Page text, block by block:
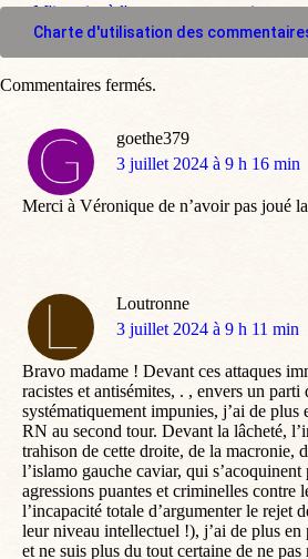
M'inscrire à l'espace commentaire
Charte d'utilisation des
goethe379
dit
3 juillet 2024 à 9 h 16 min
Merci à Véronique de n’avoir pas joué
Loutronne
dit
3 juillet 2024 à 9 h 11 min
Bravo madame ! Devant ces attaques
racistes et antisémites, . , envers un parti
systématiquement impunies, j’ai de plus
RN au second tour. Devant la lâcheté,
trahison de cette droite, de la macronie,
l’islamo gauche caviar, qui
agressions puantes et criminelles contre
l’incapacité totale d’argumenter le rejet
leur niveau intellectuel !), j’ai de plus en
et ne suis plus du tout certaine de ne pas
Commentaires fermés.